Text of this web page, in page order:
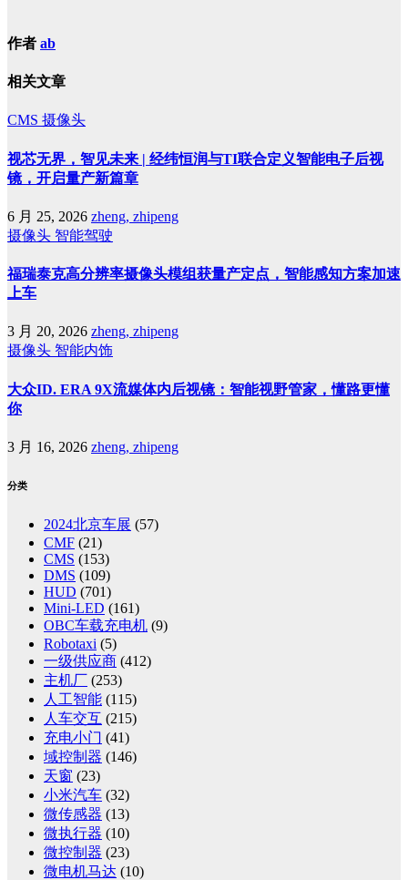
作者 ab
相关文章
CMS 摄像头
视芯无界，智见未来 | 经纬恒润与TI联合定义智能电子后视
镜，开启量产新篇章
6 月 25, 2026 zheng, zhipeng
摄像头 智能驾驶
福瑞泰克高分辨率摄像头模组获量产定点，智能感知方案加速
上车
3 月 20, 2026 zheng, zhipeng
摄像头 智能内饰
大众ID. ERA 9X流媒体内后视镜：智能视野管家，懂路更懂
你
3 月 16, 2026 zheng, zhipeng
分类
2024北京车展 (57)
CMF (21)
CMS (153)
DMS (109)
HUD (701)
Mini-LED (161)
OBC车载充电机 (9)
Robotaxi (5)
一级供应商 (412)
主机厂 (253)
人工智能 (115)
人车交互 (215)
充电小门 (41)
域控制器 (146)
天窗 (23)
小米汽车 (32)
微传感器 (13)
微执行器 (10)
微控制器 (23)
微电机马达 (10)